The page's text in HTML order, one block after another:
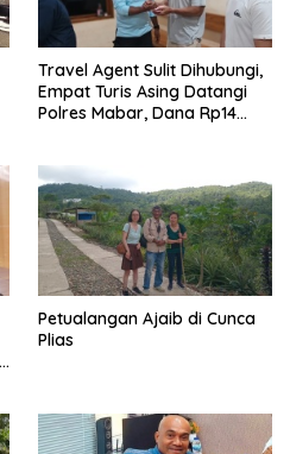
Travel Agent Sulit Dihubungi,
Empat Turis Asing Datangi
Polres Mabar, Dana Rp14
Petualangan Ajaib di Cunca
Plias